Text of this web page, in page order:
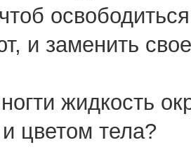
и заменить
жидкость
цветом тела?